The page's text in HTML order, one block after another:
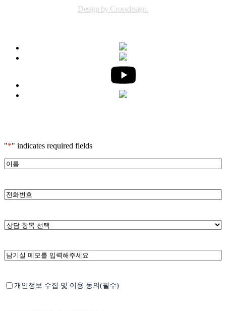
Design by Crossdesign.
"*" indicates required fields
이*
전
호
*
상
목
*
남
메
Untitled*
개인정보 수집 및 이용 동의(필수)